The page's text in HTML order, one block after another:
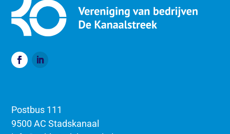
Postbus 111
9500 AC Stadskanaal